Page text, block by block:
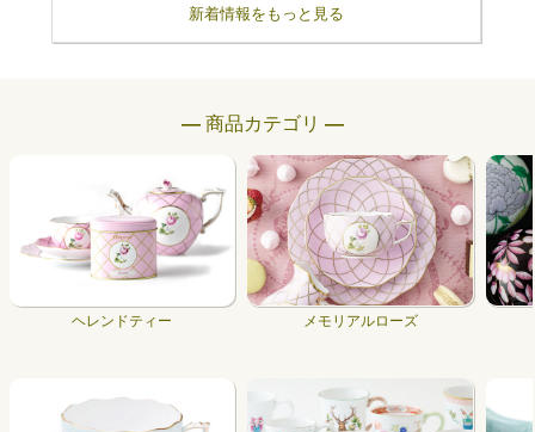
新着情報をもっと見る
― 商品カテゴリ ―
ヘレンドティー メモリアルローズ